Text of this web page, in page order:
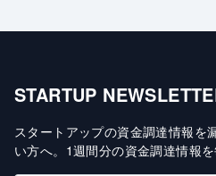
STARTUP
スタートアップの資金調達情報を
い方へ。 1週間分の資金調達情報